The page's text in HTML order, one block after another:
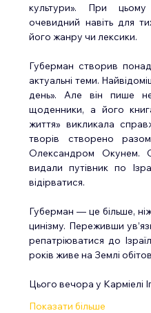
культури». При
очевидний навіть для
його жанру чи лексики.
Губерман створив
актуальні теми.
день». Але він пише
щоденники, а його
життя» викликала
творів створено
Олександром Окунем.
видали путівник по
відірватися.
Губерман — це більше,
цинізму. Переживши
репатріюватися до
років живе на Землі
Цього вечора у Карміелі
Показати більше